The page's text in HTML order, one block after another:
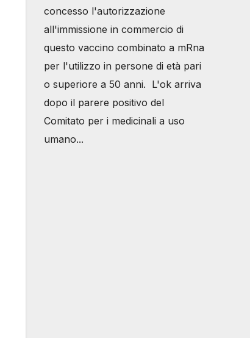
concesso l'autorizzazione
all'immissione in commercio di
questo vaccino combinato a mRna
per l'utilizzo in persone di età pari
o superiore a 50 anni. L'ok arriva
dopo il parere positivo del
Comitato per i medicinali a uso
umano...